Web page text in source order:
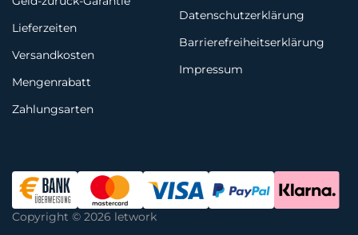
Lieferzeiten
Versandkosten
Mengenrabatt
Zahlungsarten
Datenschutzerklärung
Barrierefreiheitserklärung
Impressum
Copyright © 2026 letwork